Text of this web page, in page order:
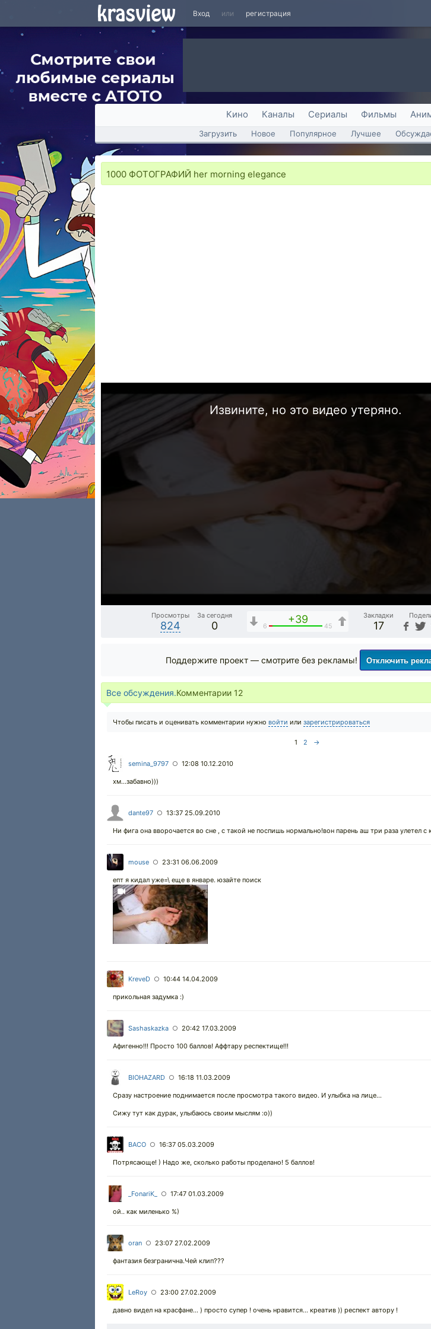
Вход или регистрация
Кино Каналы Сериалы Фильмы
Загрузить Новое Популярное Лучшее
1000 ФОТОГРАФИЙ her morning elegance
Извините, но это видео утеряно.
Просмотры
824
За сегодня
0
+39
6 45
Закладки
17
Поддержите проект — смотрите без рекламы! Отключить
Все обсуждения.Комментарии 12
Чтобы писать и оценивать комментарии нужно войти или зарегистрироваться
1 2 →
semina_9797 ○ 12:08 10.12.2010
хм...забавно)))
dante97 ○ 13:37 25.09.2010
Ни фига она вворочается во сне , с такой не поспишь нормально!вон парень аш три раза улетел с
mouse ○ 23:31 06.06.2009
епт я кидал уже=\ еще в январе. юзайте поиск
KreveD ○ 10:44 14.04.2009
прикольная задумка :)
Sashaskazka ○ 20:42 17.03.2009
Афигенно!!! Просто 100 баллов! Аффтару респектище!!!
BIOHAZARD ○ 16:18 11.03.2009
Сразу настроение поднимается после просмотра такого видео. И улыбка на лице...
Сижу тут как дурак, улыбаюсь своим мыслям :о))
BACO ○ 16:37 05.03.2009
Потрясающе! ) Надо же, сколько работы проделано! 5 баллов!
_FonariK_ ○ 17:47 01.03.2009
ой.. как миленько %)
oran ○ 23:07 27.02.2009
фантазия безгранична.Чей клип???
LeRoy ○ 23:00 27.02.2009
давно видел на красфане... ) просто супер ! очень нравится... креатив )) респект автору !